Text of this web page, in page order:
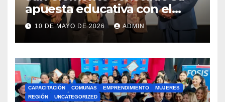
apuesta educativa con el
lanzamiento del
Preuniversitario Brotes 2026
10 DE MAYO DE 2026 ADMIN
CAPACITACIÓN COMUNAS EMPRENDIMIENTO
MUJERES
REGIÓN
UNCATEGORIZED